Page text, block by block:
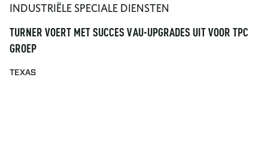
INDUSTRIËLE SPECIALE DIENSTEN
TURNER VOERT MET SUCCES VAU-UPGRADES UIT VOOR TPC
GROEP
TEXAS